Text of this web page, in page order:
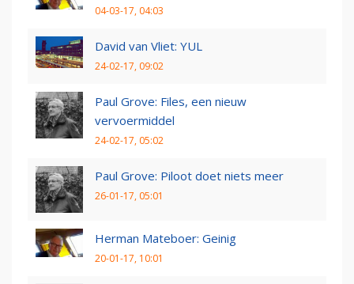
04-03-17, 04:03
David van Vliet: YUL
24-02-17, 09:02
Paul Grove: Files, een nieuw
vervoermiddel
24-02-17, 05:02
Paul Grove: Piloot doet niets meer
26-01-17, 05:01
Herman Mateboer: Geinig
20-01-17, 10:01